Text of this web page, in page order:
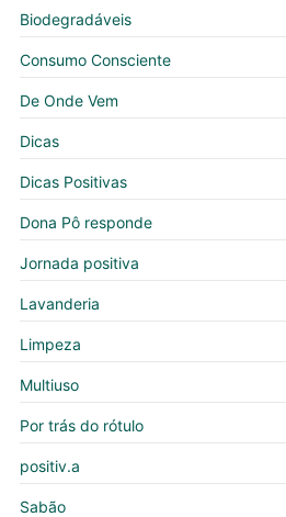
Biodegradáveis
Consumo Consciente
De Onde Vem
Dicas
Dicas Positivas
Dona Pô responde
Jornada positiva
Lavanderia
Limpeza
Multiuso
Por trás do rótulo
positiv.a
Sabão